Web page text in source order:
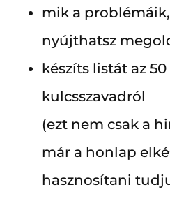
mik a
nyújthatsz
készíts listát az
kulcsszavadról
(ezt nem csak a
már a honlap
hasznosítani